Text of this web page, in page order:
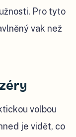
Pro tyto
vak než
volbou
je vidět, co